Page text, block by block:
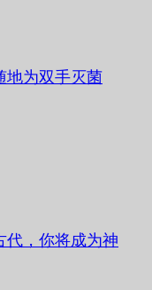
地为双手灭菌
代，你将成为神